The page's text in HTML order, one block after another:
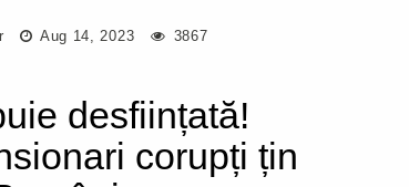
Aug 14, 2023 3867
desființată!
corupți țin